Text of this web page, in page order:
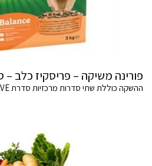
פורינה משיקה – פריסקיז כלב –
ההשקה כוללת שתי סדרות מרכזיות סדרת ACTIVE וסדרת BALANCE